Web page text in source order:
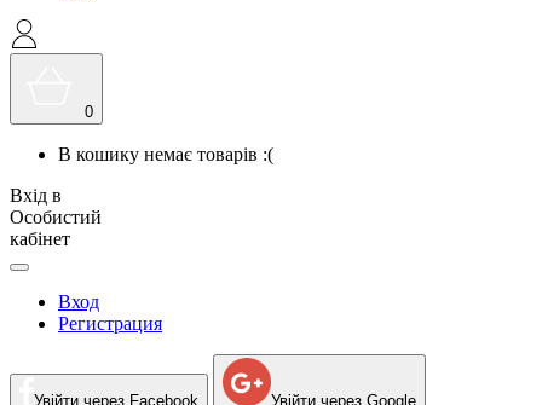
0
В кошику немає товарів :(
Вхід в
Особистий
кабінет
Вход
Регистрация
Увійти через Facebook Увійти через Google